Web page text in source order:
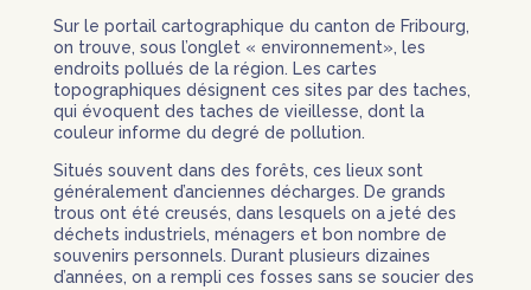
Sur le portail cartographique du canton de Fribourg,
on trouve, sous l’onglet « environnement», les
endroits pollués de la région. Les cartes
topographiques désignent ces sites par des taches,
qui évoquent des taches de vieillesse, dont la
couleur informe du degré de pollution.
Situés souvent dans des forêts, ces lieux sont
généralement d’anciennes décharges. De grands
trous ont été creusés, dans lesquels on a jeté des
déchets industriels, ménagers et bon nombre de
souvenirs personnels. Durant plusieurs dizaines
d’années, on a rempli ces fosses sans se soucier des